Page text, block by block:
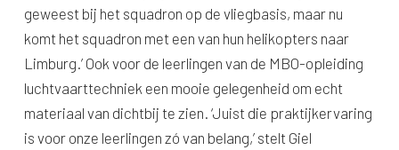
geweest bij het squadron op de vliegbasis, maar nu
komt het squadron met een van hun helikopters naar
Limburg.’ Ook voor de leerlingen van de MBO-opleiding
luchtvaarttechniek een mooie gelegenheid om echt
materiaal van dichtbij te zien. ‘Juist die praktijkervaring
is voor onze leerlingen zó van belang,’ stelt Giel